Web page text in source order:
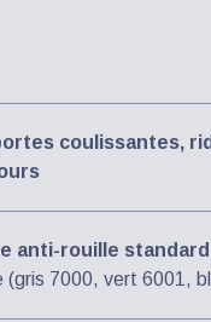
coulissantes,
anti-rouille standard
(gris 7000, vert 6001,